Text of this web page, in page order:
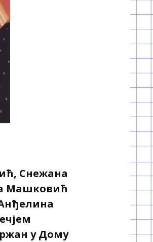
Снежана
Машковић
у Дому